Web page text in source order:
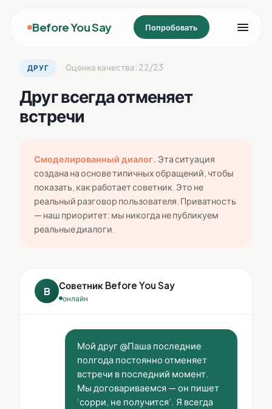
Before You Say Попробовать
ДРУГ Оценка качества: 22/23
Друг всегда отменяет
встречи
Смоделированный диалог. Эта ситуация
создана на основе типичных обращений, чтобы
показать, как работает советник. Это не
реальный разговор пользователя. Приватность
— наш приоритет: мы никогда не публикуем
реальные диалоги.
B Советник Before You Say
онлайн
Мой друг @Паша последние
полгода постоянно отменяет
встречи в последний момент.
Мы договариваемся — он пишет
‘сорри, не получится’. Я всегда